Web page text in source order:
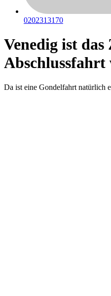
0202313170
Venedig ist das
Abschlussfahrt
Da ist eine Gondelfahrt natürlich